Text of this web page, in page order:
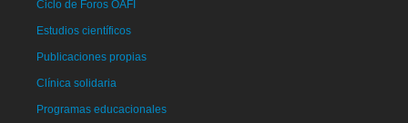
Ciclo de Foros OAFI
Estudios científicos
Publicaciones propias
Clínica solidaria
Programas educacionales